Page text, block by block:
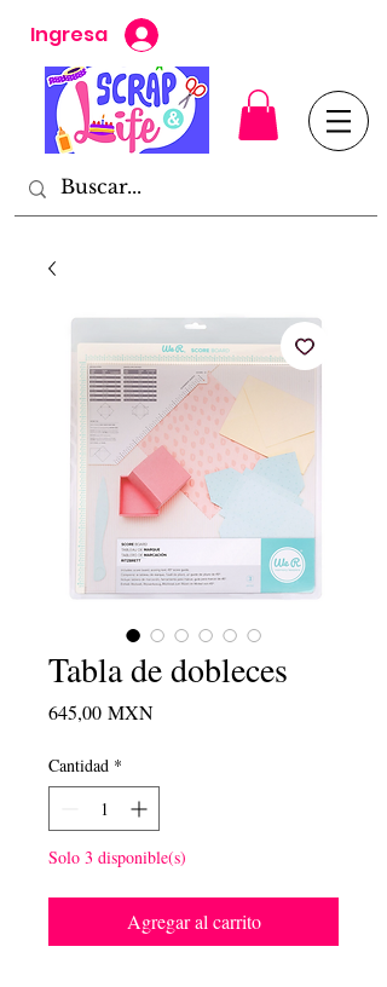
Ingresa
Tabla de dobleces
645,00 MXNPrecio
Cantidad *
Solo 3 disponible(s)
Agregar al carrito